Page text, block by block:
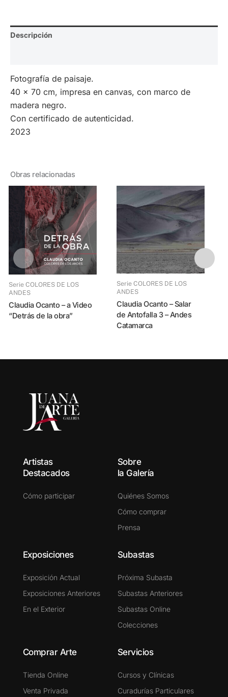
Descripción
Fotografía de paisaje.
40 x 70 cm, impresa en canvas, con marco de
madera negro.
Con certificado de autenticidad.
2023
Obras relacionadas
Serie COLORES DE LOS
ANDES
Claudia Ocanto – a Video
“Detrás de la obra”
Serie COLORES DE LOS
ANDES
Claudia Ocanto – Salar
de Antofalla 3 – Andes
Catamarca
Artistas
Destacados
Cómo participar
Sobre
la Galería
Quiénes Somos
Cómo comprar
Prensa
Exposiciones
Exposición Actual
Exposiciones Anteriores
En el Exterior
Subastas
Próxima Subasta
Subastas Anteriores
Subastas Online
Colecciones
Comprar Arte
Tienda Online
Venta Privada
Servicios
Cursos y Clínicas
Curadurías Particulares